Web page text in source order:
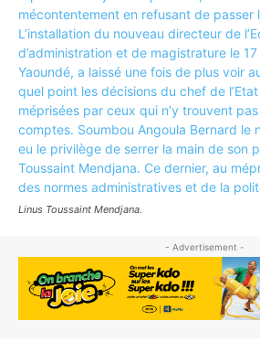
Linus Toussaint Mendjana.
- Advertisement -